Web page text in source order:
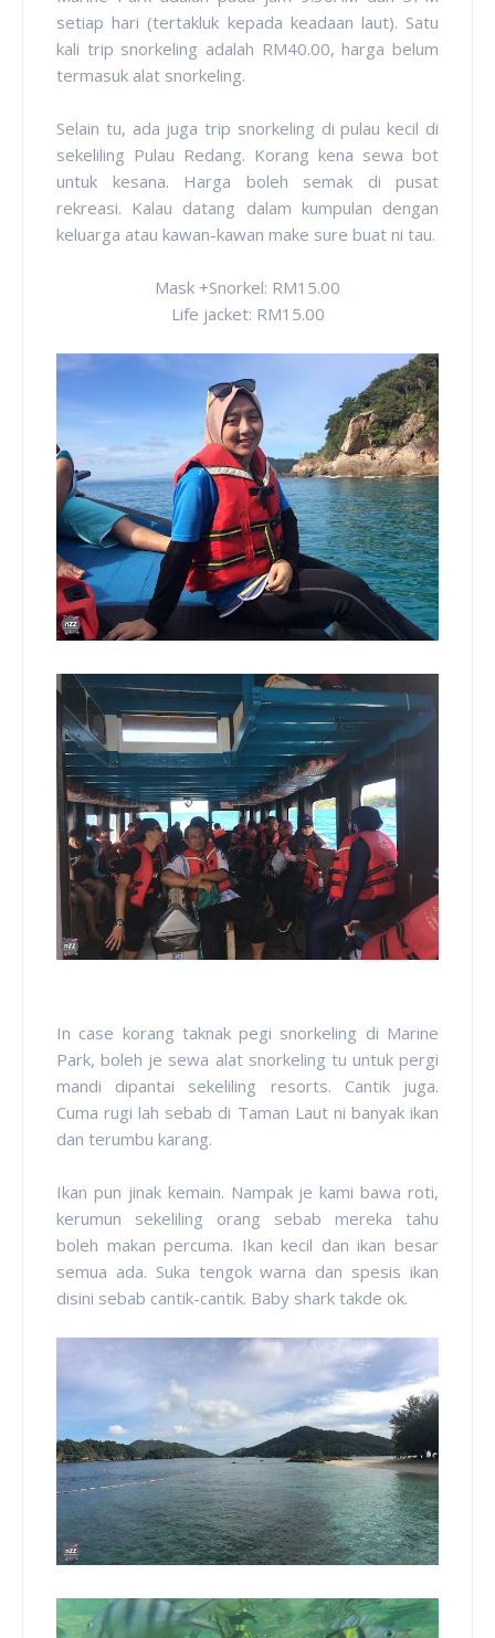
setiap hari (tertakluk kepada keadaan laut). Satu
kali trip snorkeling adalah RM40.00, harga belum
termasuk alat snorkeling.
Selain tu, ada juga trip snorkeling di pulau kecil di
sekeliling Pulau Redang. Korang kena sewa bot
untuk kesana. Harga boleh semak di pusat
rekreasi. Kalau datang dalam kumpulan dengan
keluarga atau kawan-kawan make sure buat ni tau.
Mask +Snorkel: RM15.00
Life jacket: RM15.00
In case korang taknak pegi snorkeling di Marine
Park, boleh je sewa alat snorkeling tu untuk pergi
mandi dipantai sekeliling resorts. Cantik juga.
Cuma rugi lah sebab di Taman Laut ni banyak ikan
dan terumbu karang.
Ikan pun jinak kemain. Nampak je kami bawa roti,
kerumun sekeliling orang sebab mereka tahu
boleh makan percuma. Ikan kecil dan ikan besar
semua ada. Suka tengok warna dan spesis ikan
disini sebab cantik-cantik. Baby shark takde ok.